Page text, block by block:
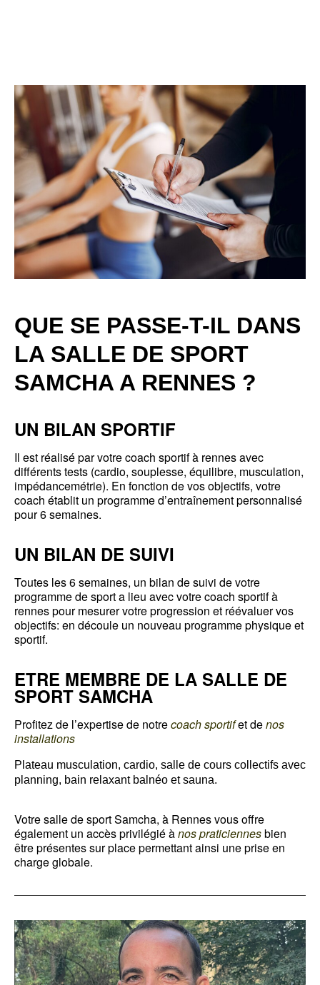
QUE SE PASSE-T-IL DANS
LA SALLE DE SPORT
SAMCHA A RENNES ?
UN BILAN SPORTIF
Il est réalisé par votre coach sportif à rennes avec
différents tests (cardio, souplesse, équilibre, musculation,
impédancemétrie). En fonction devos objectifs, votre
coach établit un programme d’entraînement personnalisé
pour 6 semaines.
UN BILAN DE SUIVI
Toutes les 6 semaines, un bilan de suivi de votre
programme de sport a lieu avec votre coach sportif à
rennes pour mesurer votre progression et réévaluer vos
objectifs: en découle un nouveau programme physique et
sportif.
ETRE MEMBRE DE LA SALLE DE
SPORT SAMCHA
Profitez de l’expertise de notrecoach sportifet denos
installations
Plateau musculation, cardio, salle de cours collectifs avec
planning, bain relaxant balnéo et sauna.
Votre salle de sport Samcha, à Rennes vous offre
également un accès privilégié ànos praticiennesbien
être présentes sur place permettant ainsi une prise en
charge globale.